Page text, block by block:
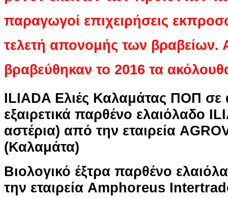
παραγωγοί επιχειρήσεις
τελετή απονομής των
βραβεύθηκαν το 2016 τα
ILIADA Ελιές Καλαμάτας ΠΟΠ σε
εξαιρετικά παρθένο ελαιόλαδο
αστέρια) από την εταιρεία
(Καλαμάτα)
Βιολογικό έξτρα παρθένο
την εταιρεία Amphoreus